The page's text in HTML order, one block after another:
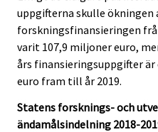
uppgifterna skulle ökningen
forskningsfinansieringen
varit 107,9 miljoner euro,
års finansieringsuppgifter
euro fram till år 2019.
Statens forsknings- och
ändamålsindelning 2018-